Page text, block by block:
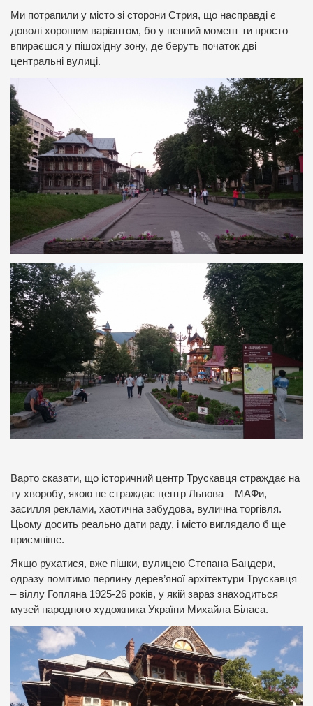
Ми потрапили у місто зі сторони Стрия, що насправді є
доволі хорошим варіантом, бо у певний момент ти просто
впираєшся у пішохідну зону, де беруть початок дві
центральні вулиці.
Варто сказати, що історичний центр Трускавця страждає на
ту хворобу, якою не страждає центр Львова – МАФи,
засилля реклами, хаотична забудова, вулична торгівля.
Цьому досить реально дати раду, і місто виглядало б ще
приємніше.
Якщо рухатися, вже пішки, вулицею Степана Бандери,
одразу помітимо перлину дерев’яної архітектури Трускавця
– віллу Гопляна 1925-26 років, у якій зараз знаходиться
музей народного художника України Михайла Біласа.